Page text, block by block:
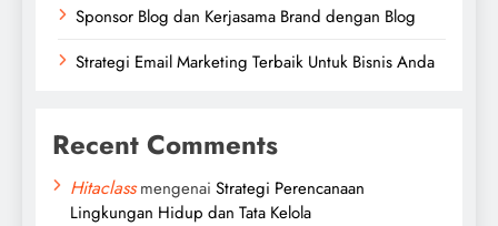
Sponsor Blog dan Kerjasama Brand dengan Blog
Strategi Email Marketing Terbaik Untuk Bisnis Anda
Recent Comments
Hitaclassmengenai Strategi Perencanaan
Lingkungan Hidup dan Tata Kelola